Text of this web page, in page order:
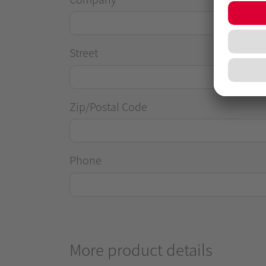
Street
Zip/Postal Code
Phone
More product details